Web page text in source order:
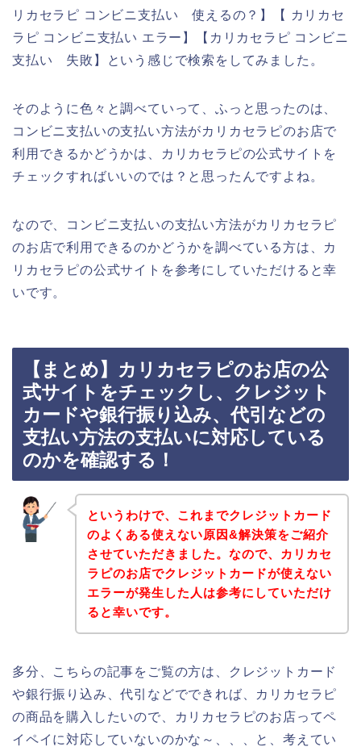
リカセラピ コンビニ支払い 使えるの？】【 カリカセ
ラピ コンビニ支払い エラー】【カリカセラピ コンビニ
支払い 失敗】という感じで検索をしてみました。
そのように色々と調べていって、ふっと思ったのは、
コンビニ支払いの支払い方法がカリカセラピのお店で
利用できるかどうかは、カリカセラピの公式サイトを
チェックすればいいのでは？と思ったんですよね。
なので、コンビニ支払いの支払い方法がカリカセラピ
のお店で利用できるのかどうかを調べている方は、カ
リカセラピの公式サイトを参考にしていただけると幸
いです。
【まとめ】カリカセラピのお店の公
式サイトをチェックし、クレジット
カードや銀行振り込み、代引などの
支払い方法の支払いに対応している
のかを確認する！
というわけで、これまでクレジットカード
のよくある使えない原因&解決策をご紹介
させていただきました。なので、カリカセ
ラピのお店でクレジットカードが使えない
エラーが発生した人は参考にしていただけ
ると幸いです。
多分、こちらの記事をご覧の方は、クレジットカード
や銀行振り込み、代引などでできれば、カリカセラピ
の商品を購入したいので、カリカセラピのお店ってペ
イペイに対応していないのかな～、、、と、考えてい